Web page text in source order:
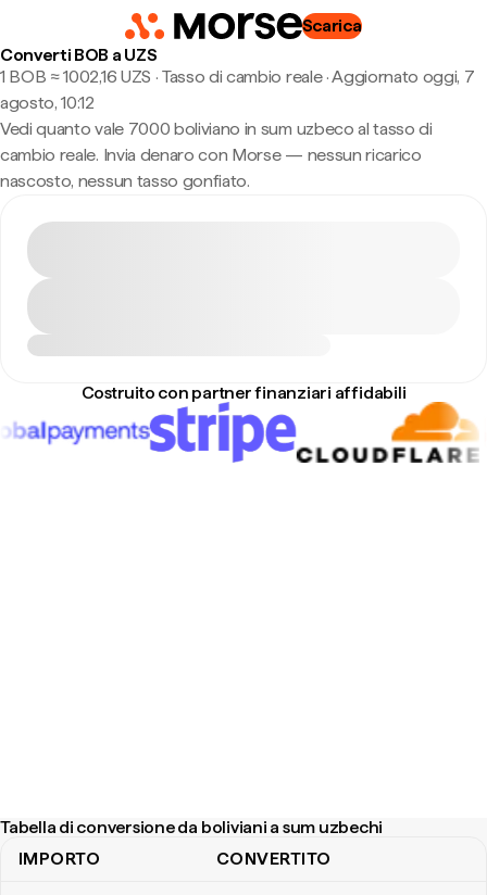
Scarica
Converti BOB a UZS
1 BOB ≈ 1002,16 UZS · Tasso di cambio reale·Aggiornato oggi, 7
agosto, 10:12
Vedi quanto vale 7000 boliviano in sum uzbeco al tasso di
cambio reale. Invia denaro con Morse — nessun ricarico
nascosto, nessun tasso gonfiato.
Costruito con partner finanziari affidabili
Tabella di conversione da boliviani a sum uzbechi
IMPORTO CONVERTITO